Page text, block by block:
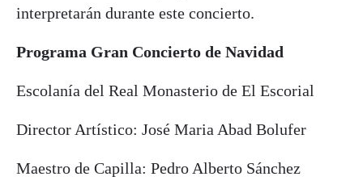
interpretarán durante este concierto.
Programa Gran Concierto de Navidad
Escolanía del Real Monasterio de El Escorial
Director Artístico: José Maria Abad Bolufer
Maestro de Capilla: Pedro Alberto Sánchez